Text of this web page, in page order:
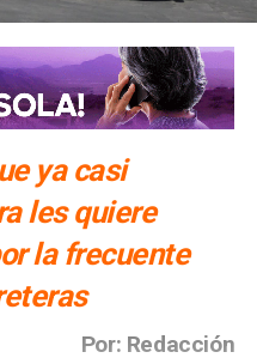
ya casi
les quiere
la frecuente
Por: Redacción